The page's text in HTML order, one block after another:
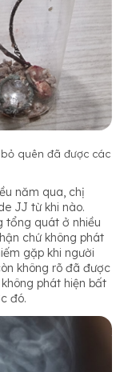
quên đã được các
năm qua, chị
JJ từ khi nào.
tổng quát ở nhiều
chứ không phát
gặp khi người
không rõ đã được
phát hiện bất
đó.